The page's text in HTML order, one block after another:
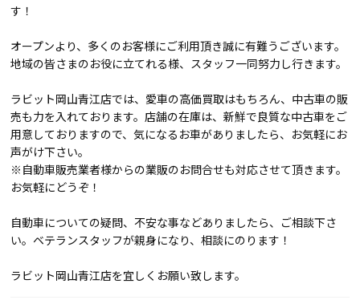
す！
オープンより、多くのお客様にご利用頂き誠に有難うございます。
地域の皆さまのお役に立てれる様、スタッフ一同努力し行きます。
ラビット岡山青江店では、愛車の高価買取はもちろん、中古車の販
売も力を入れております。店舗の在庫は、新鮮で良質な中古車をご
用意しておりますので、気になるお車がありましたら、お気軽にお
声がけ下さい。
※自動車販売業者様からの業販のお問合せも対応させて頂きます。
お気軽にどうぞ！
自動車についての疑問、不安な事などありましたら、ご相談下さ
い。ベテランスタッフが親身になり、相談にのります！
ラビット岡山青江店を宜しくお願い致します。